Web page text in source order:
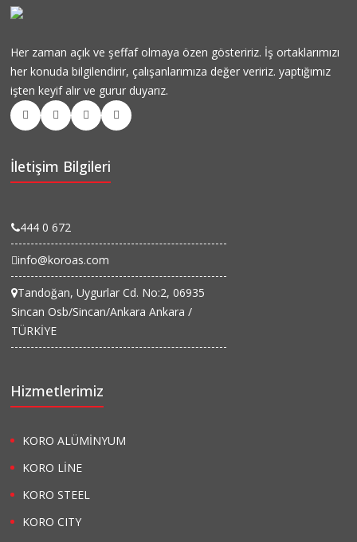
Her zaman açık ve şeffaf olmaya özen gösteririz. İş ortaklarımızı
her konuda bilgilendirir, çalışanlarımıza değer veririz. yaptığımız
işten keyif alır ve gurur duyarız.
İletişim Bilgileri
444 0 672
info@koroas.com
Tandoğan, Uygurlar Cd. No:2, 06935
Sincan Osb/Sincan/Ankara Ankara /
TÜRKİYE
Hizmetlerimiz
KORO ALÜMİNYUM
KORO LİNE
KORO STEEL
KORO CITY